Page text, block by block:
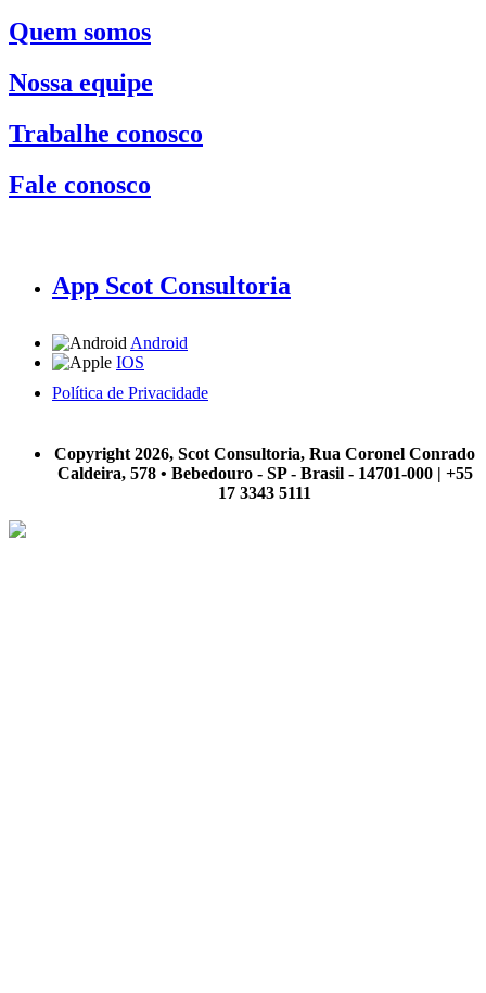
Quem somos
Nossa equipe
Trabalhe conosco
Fale conosco
App Scot Consultoria
Android
IOS
Política de Privacidade
Copyright 2026, Scot Consultoria, Rua Coronel Conrado
Caldeira, 578 • Bebedouro - SP - Brasil - 14701-000 | +55
17 3343 5111